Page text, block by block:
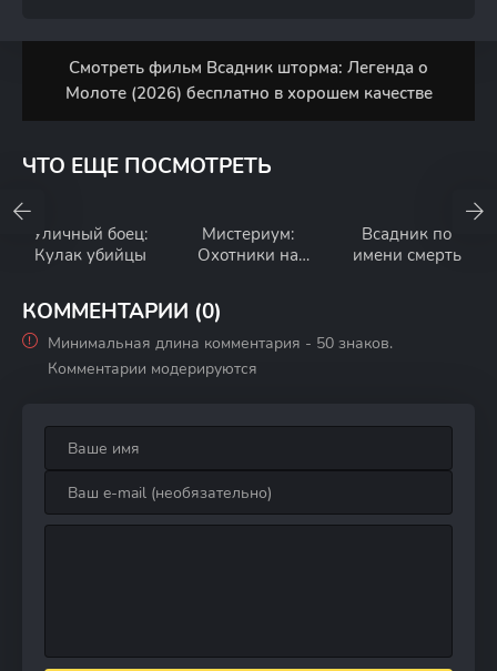
Смотреть фильм Всадник шторма: Легенда о
Молоте (2026) бесплатно в хорошем качестве
ЧТО ЕЩЕ ПОСМОТРЕТЬ
Уличный боец:
Кулак убийцы
Мистериум:
Охотники на
Всадник по
имени смерть
КОММЕНТАРИИ (0)
Минимальная длина комментария - 50 знаков.
Комментарии модерируются